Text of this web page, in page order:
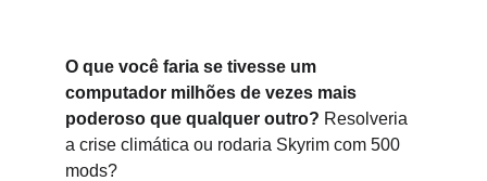
O que você faria se tivesse um
computador milhões de vezes mais
poderoso que qualquer outro? Resolveria
a crise climática ou rodaria Skyrim com 500
mods?